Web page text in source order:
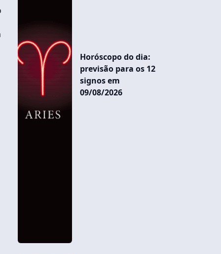
Horóscopo do dia:
previsão para os 12
signos em
09/08/2026